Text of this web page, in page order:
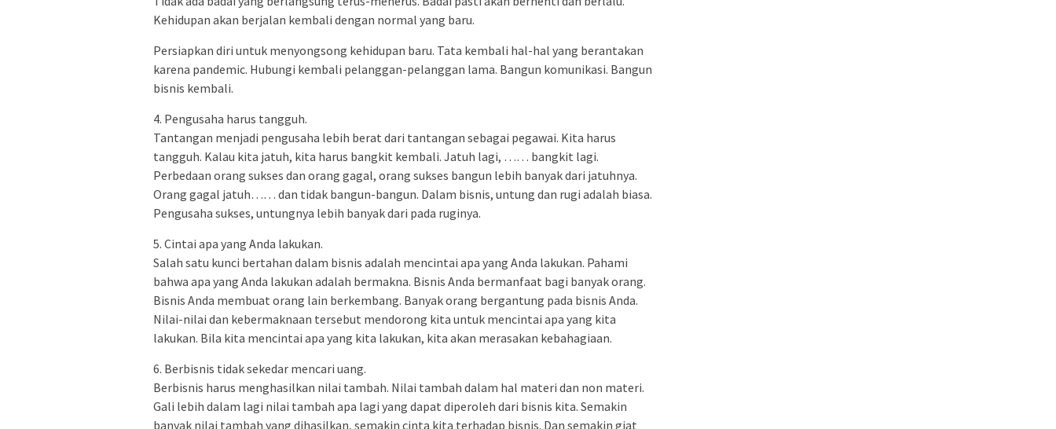
Kehidupan akan berjalan kembali dengan normal yang baru.
Persiapkan diri untuk menyongsong kehidupan baru. Tata kembali hal-hal yang berantakan
karena pandemic. Hubungi kembali pelanggan-pelanggan lama. Bangun komunikasi. Bangun
bisnis kembali.
4. Pengusaha harus tangguh.
Tantangan menjadi pengusaha lebih berat dari tantangan sebagai pegawai. Kita harus
tangguh. Kalau kita jatuh, kita harus bangkit kembali. Jatuh lagi, …… bangkit lagi.
Perbedaan orang sukses dan orang gagal, orang sukses bangun lebih banyak dari jatuhnya.
Orang gagal jatuh…… dan tidak bangun-bangun. Dalam bisnis, untung dan rugi adalah biasa.
Pengusaha sukses, untungnya lebih banyak dari pada ruginya.
5. Cintai apa yang Anda lakukan.
Salah satu kunci bertahan dalam bisnis adalah mencintai apa yang Anda lakukan. Pahami
bahwa apa yang Anda lakukan adalah bermakna. Bisnis Anda bermanfaat bagi banyak orang.
Bisnis Anda membuat orang lain berkembang. Banyak orang bergantung pada bisnis Anda.
Nilai-nilai dan kebermaknaan tersebut mendorong kita untuk mencintai apa yang kita
lakukan. Bila kita mencintai apa yang kita lakukan, kita akan merasakan kebahagiaan.
6. Berbisnis tidak sekedar mencari uang.
Berbisnis harus menghasilkan nilai tambah. Nilai tambah dalam hal materi dan non materi.
Gali lebih dalam lagi nilai tambah apa lagi yang dapat diperoleh dari bisnis kita. Semakin
banyak nilai tambah yang dihasilkan, semakin cinta kita terhadap bisnis. Dan semakin giat